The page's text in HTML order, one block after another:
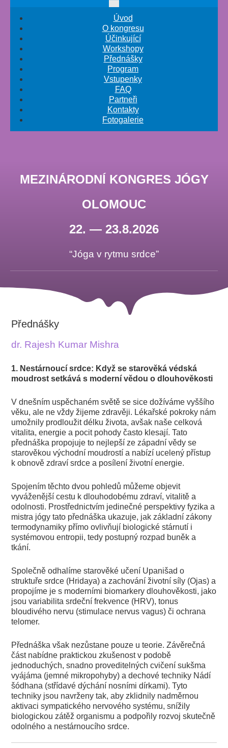
Úvod
O kongresu
Účinkující
Workshopy
Přednášky
Program
Vstupenky
FAQ
Partneři
Kontakty
Fotogalerie
MEZINÁRODNÍ KONGRES JÓGY
OLOMOUC
22. — 23.8.2026
“Jóga v rytmu srdce”
Přednášky
dr. Rajesh Kumar Mishra
1. Nestárnoucí srdce: Když se starověká védská
moudrost setkává s moderní vědou o dlouhověkosti
V dnešním uspěchaném světě se sice dožíváme vyššího
věku, ale ne vždy žijeme zdravěji. Lékařské pokroky nám
umožnily prodloužit délku života, avšak naše celková
vitalita, energie a pocit pohody často klesají. Tato
přednáška propojuje to nejlepší ze západní vědy se
starověkou východní moudrostí a nabízí ucelený přístup
k obnově zdraví srdce a posílení životní energie.
Spojením těchto dvou pohledů můžeme objevit
vyváženější cestu k dlouhodobému zdraví, vitalitě a
odolnosti. Prostřednictvím jedinečné perspektivy fyzika a
mistra jógy tato přednáška ukazuje, jak základní zákony
termodynamiky přímo ovlivňují biologické stárnutí i
systémovou entropii, tedy postupný rozpad buněk a
tkání.
Společně odhalíme starověké učení Upanišad o
struktuře srdce (Hridaya) a zachování životní síly (Ojas) a
propojíme je s moderními biomarkery dlouhověkosti, jako
jsou variabilita srdeční frekvence (HRV), tonus
bloudivého nervu (stimulace nervus vagus) či ochrana
telomer.
Přednáška však nezůstane pouze u teorie. Závěrečná
část nabídne praktickou zkušenost v podobě
jednoduchých, snadno proveditelných cvičení sukšma
vyájáma (jemné mikropohyby) a dechové techniky Nádí
šódhana (střídavé dýchání nosními dírkami). Tyto
techniky jsou navrženy tak, aby zklidnily nadměrnou
aktivaci sympatického nervového systému, snížily
biologickou zátěž organismu a podpořily rozvoj skutečně
odolného a nestárnoucího srdce.